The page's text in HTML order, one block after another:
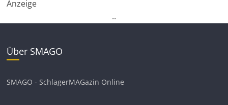
Anzeige
..
Über SMAGO
SMAGO - SchlagerMAGazin Online